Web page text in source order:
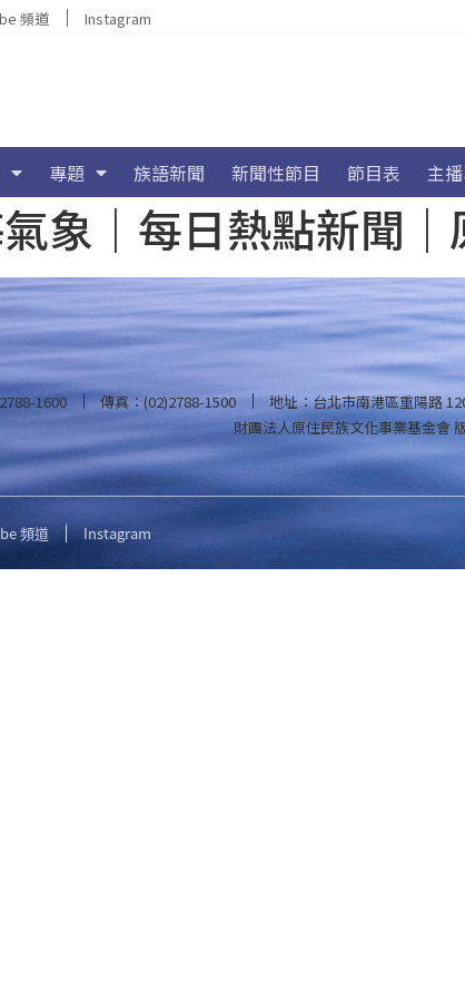
頻道 Instagram
專題 族語新聞 新聞性節目 節目表 主
象｜每日熱點新聞｜
1600 傳真：(02)2788-1500
地址：台北市南港區重陽路
財團法人原住民族文化事業基金會
頻道 Instagram